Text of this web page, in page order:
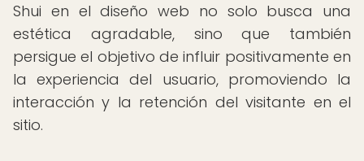
Shui en el diseño web no solo busca una
estética agradable, sino que también
persigue el objetivo de influir positivamente en
la experiencia del usuario, promoviendo la
interacción y la retención del visitante en el
sitio.